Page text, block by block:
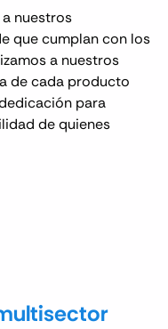
nuestros
que cumplan con los
a nuestros
de cada producto
para
de quienes